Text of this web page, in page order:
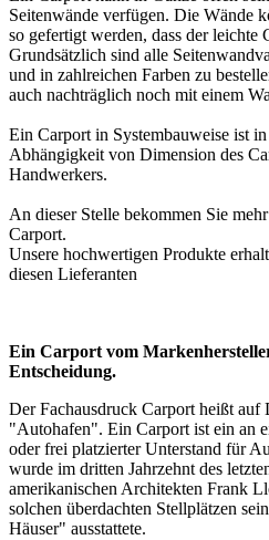
Seitenwände verfügen. Die Wände
so gefertigt werden, dass der leichte
Grundsätzlich sind alle
und in zahlreichen Farben zu
auch nachträglich noch mit einem
Ein Carport in Systembauweise ist
Abhängigkeit von Dimension des
Handwerkers.
An dieser Stelle bekommen Sie
Carport.
Unsere hochwertigen Produkte
diesen Lieferanten
Ein Carport vom
Entscheidung.
Der Fachausdruck Carport heißt auf
"Autohafen". Ein Carport ist ein an
oder frei platzierter Unterstand für
wurde im dritten Jahrzehnt des
amerikanischen Architekten Frank
solchen überdachten Stellplätzen
Häuser" ausstattete.